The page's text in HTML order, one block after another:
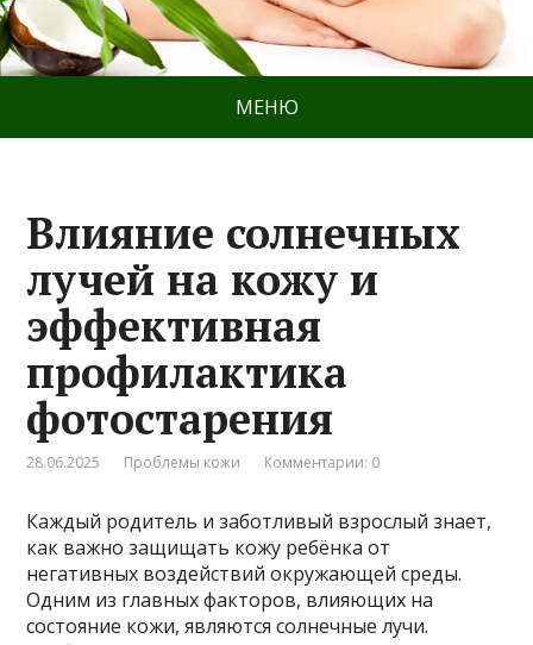
МЕНЮ
Влияние солнечных
лучей на кожу и
эффективная
профилактика
фотостарения
28.06.2025 Проблемы кожи Комментарии: 0
Каждый родитель и заботливый взрослый знает,
как важно защищать кожу ребёнка от
негативных воздействий окружающей среды.
Одним из главных факторов, влияющих на
состояние кожи, являются солнечные лучи.